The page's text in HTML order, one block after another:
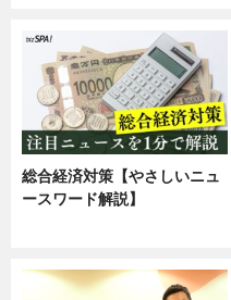
総合経済対策【やさしいニュ
ースワード解説】